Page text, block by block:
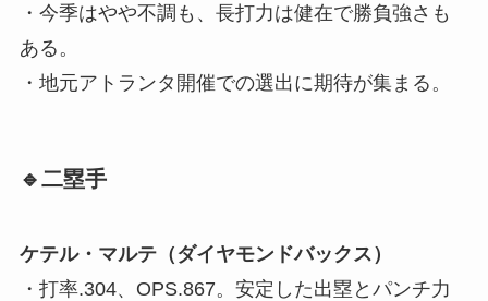
・今季はやや不調も、長打力は健在で勝負強さも
ある。
・地元アトランタ開催での選出に期待が集まる。
🔹二塁手
ケテル・マルテ（ダイヤモンドバックス）
・打率.304、OPS.867。安定した出塁とパンチ力